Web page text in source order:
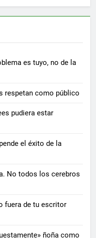
es tuyo, no de la
respetan como público
pudiera estar
el éxito de la
No todos los cerebros
fuera de tu escritor
ñoña como